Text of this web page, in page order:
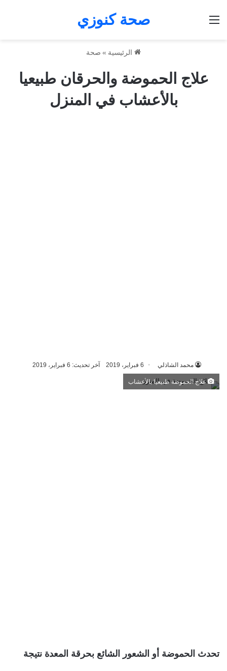
صحة كنوزي
الرئيسية » صحة
علاج الحموضة والحرقان طبيعيا
بالأعشاب في المنزل
محمد الشاذلي 6 فبراير، 2019 آخر تحديث: 6 فبراير، 2019
علاج الحموضة طبيعيا بالأعشاب
تحدث الحموضة أو الشعور الشائع بحرقة المعدة نتيجة